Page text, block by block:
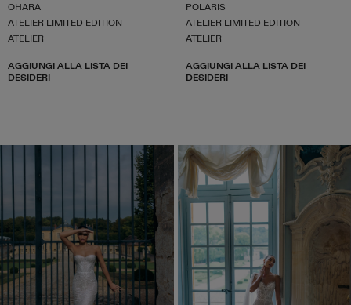
OHARA
ATELIER LIMITED EDITION
ATELIER
AGGIUNGI ALLA LISTA DEI
DESIDERI
POLARIS
ATELIER LIMITED EDITION
ATELIER
AGGIUNGI ALLA LISTA DEI
DESIDERI